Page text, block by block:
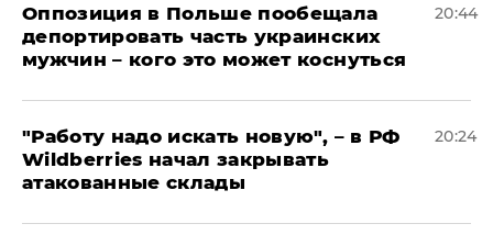
Оппозиция в Польше пообещала
депортировать часть украинских
мужчин – кого это может коснуться
20:44
"Работу надо искать новую", – в РФ
Wildberries начал закрывать
атакованные склады
20:24